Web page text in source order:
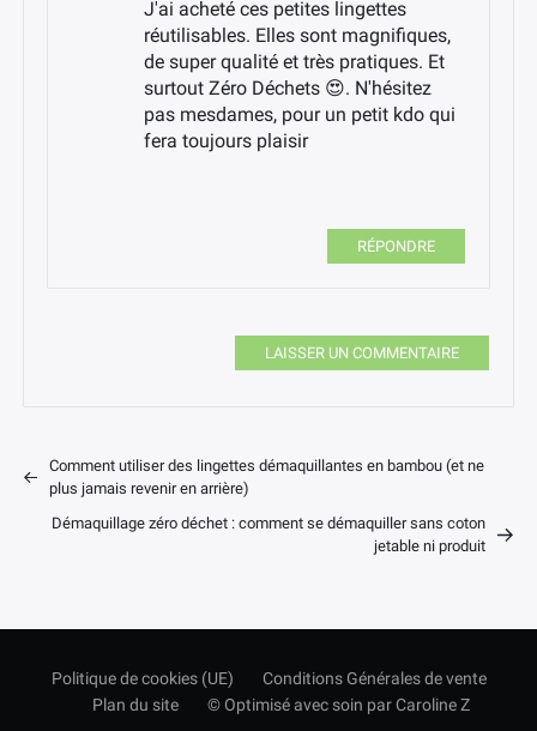
J'ai acheté ces petites lingettes
réutilisables. Elles sont magnifiques,
de super qualité et très pratiques. Et
surtout Zéro Déchets 😍. N'hésitez
pas mesdames, pour un petit kdo qui
fera toujours plaisir
RÉPONDRE
LAISSER UN COMMENTAIRE
Comment utiliser des lingettes démaquillantes en bambou (et ne
plus jamais revenir en arrière)
Démaquillage zéro déchet : comment se démaquiller sans coton
jetable ni produit
Politique de cookies (UE)
Conditions Générales de vente
Plan du site
© Optimisé avec soin par Caroline Z